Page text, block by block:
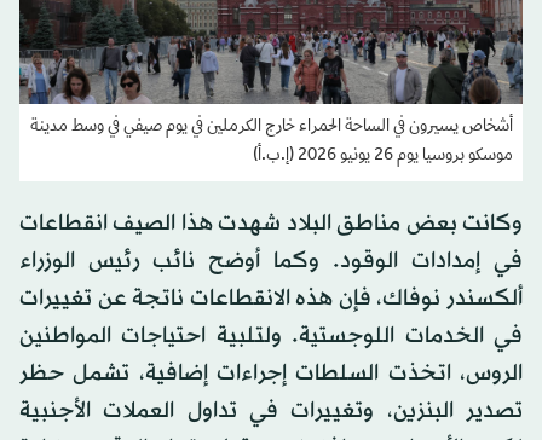
أشخاص يسيرون في الساحة الحمراء خارج الكرملين في يوم صيفي في وسط مدينة
موسكو بروسيا يوم 26 يونيو 2026 (إ.ب.أ)
وكانت بعض مناطق البلاد شهدت هذا الصيف انقطاعات
في إمدادات الوقود. وكما أوضح نائب رئيس الوزراء
ألكسندر نوفاك، فإن هذه الانقطاعات ناتجة عن تغييرات
في الخدمات اللوجستية. ولتلبية احتياجات المواطنين
الروس، اتخذت السلطات إجراءات إضافية، تشمل حظر
تصدير البنزين، وتغييرات في تداول العملات الأجنبية